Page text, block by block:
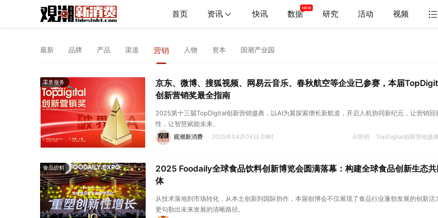
首页 资讯 快讯 数据 研究 活动 视频
最新 品牌 产品 渠道 营销 人物 资本 国潮产业园
零售服务
京东、微博、搜狐视频、网易云音乐、春秋航空等企业已参赛，本届
创新营销奖最全指南
2025第十三届TopDigital创新营销盛典，以AI为翼探索增长新航道，开启人机协同新纪元，让营销回
性，让智慧赋能未来。
AI营销 TopDigital创新营销盛典
观潮新消费 · 2025年04月04日 09时
食品饮料
2025 Foodaily全球食品饮料创新博览会圆满落幕：构建全球食品创新生态共
体
从技术落地到市场转化，从本土创新到国际协作，本届创博会不仅展现了食品行业蓬勃发展的创新活
更勾勒出未来发展的清晰路径。